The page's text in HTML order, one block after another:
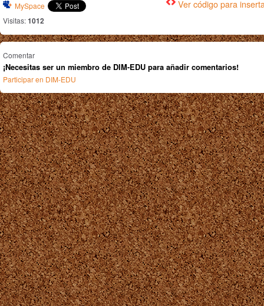
MySpace
Visitas:1012
Ver código para
Comentar
¡Necesitas ser un miembro de DIM-EDU para añadir comentarios!
Participar en DIM-EDU